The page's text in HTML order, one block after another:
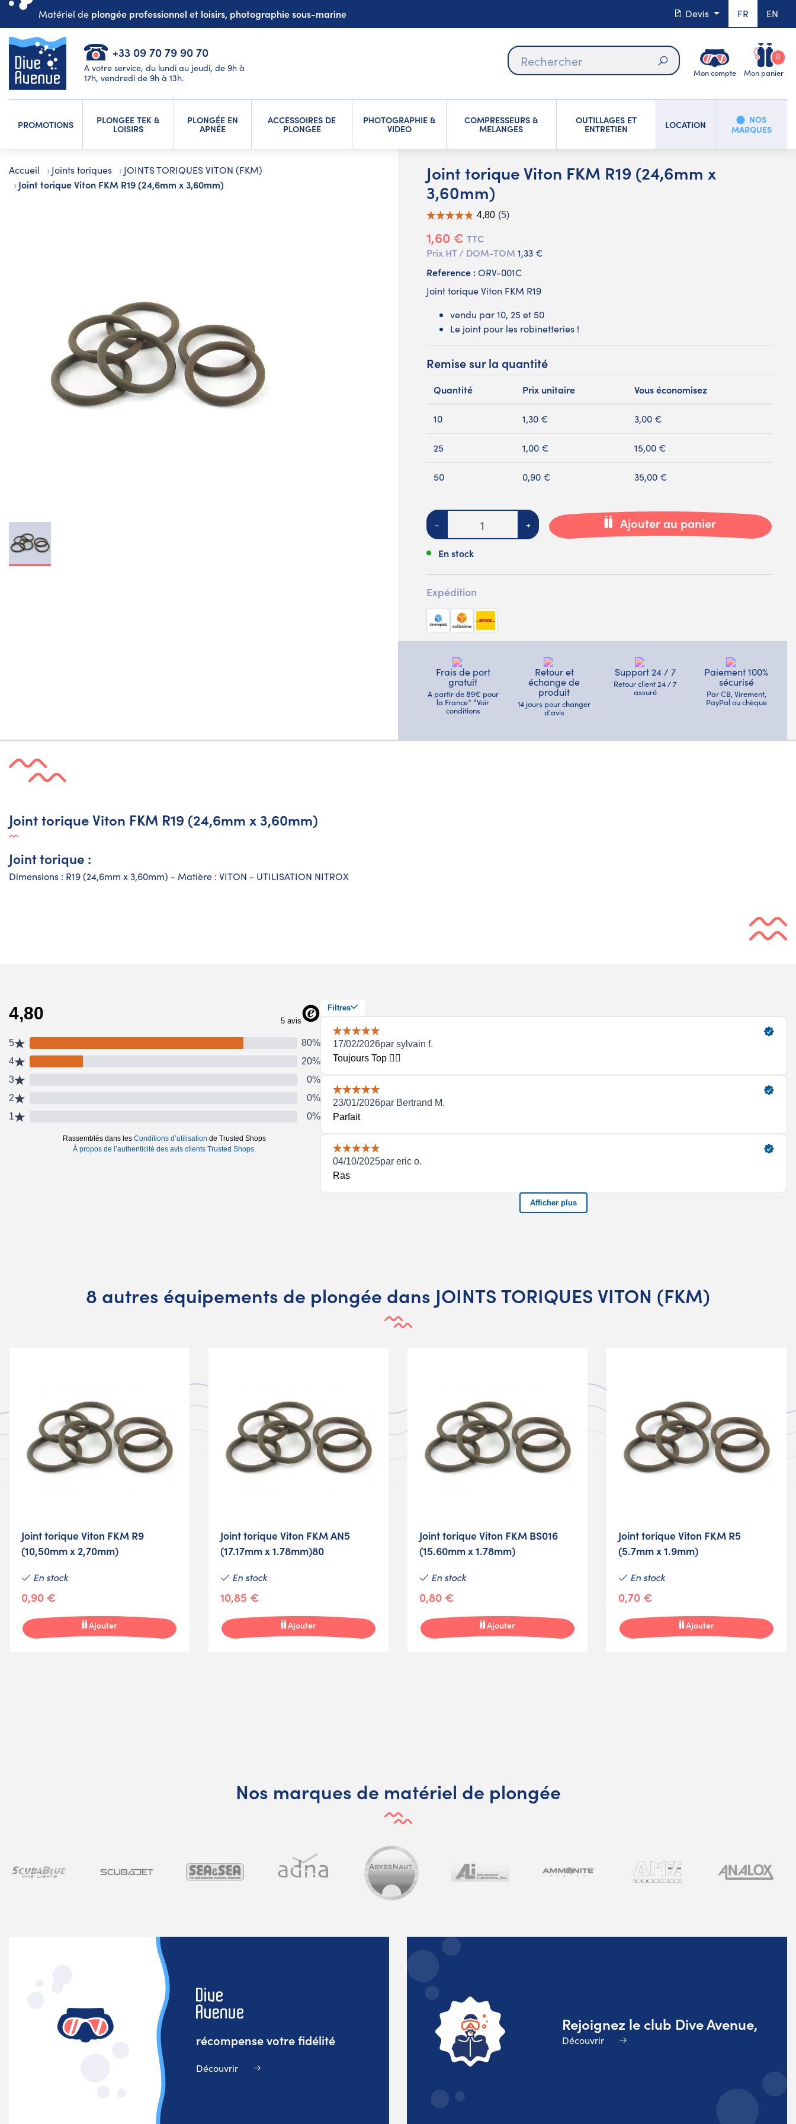
Matériel de plongée professionnel et loisirs, photographie sous-marine Devis FR EN
+33 09 70 79 90 70
A votre service, du lundi au jeudi, de 9h à
17h, vendredi de 9h à 13h.
Rechercher
Mon compte Mon panier
0
PROMOTIONS PLONGEE TEK &
LOISIRS
PLONGÉE EN
APNÉE
ACCESSOIRES DE
PLONGEE
PHOTOGRAPHIE &
VIDEO
COMPRESSEURS &
MELANGES
OUTILLAGES ET
ENTRETIEN LOCATION
NOS
MARQUES
Accueil Joints toriques JOINTS TORIQUES VITON (FKM)
Joint torique Viton FKM R19 (24,6mm x 3,60mm)
Joint torique Viton FKM R19 (24,6mm x
3,60mm)
1,60 € TTC
Prix HT / DOM-TOM 1,33 €
Reference :ORV-001C
Joint torique Viton FKM R19
vendu par 10, 25 et 50
Le joint pour les robinetteries !
Remise sur la quantité
Quantité Prix unitaire Vous économisez
10 1,30 € 3,00 €
25 1,00 € 15,00 €
50 0,90 € 35,00 €
Quantité
- + Ajouter au panier
En stock
Expédition
Frais de port
gratuit
A partir de 89€ pour
la France* *Voir
conditions
Retour et
échange de
produit
14 jours pour changer
d'avis
Support 24 / 7
Retour client 24 / 7
assuré
Paiement 100%
sécurisé
Par CB, Virement,
PayPal ou chèque
Joint torique Viton FKM R19 (24,6mm x 3,60mm)
Joint torique :
Dimensions : R19 (24,6mm x 3,60mm) - Matière : VITON - UTILISATION NITROX
8 autres équipements de plongée dans JOINTS TORIQUES VITON (FKM)
Joint torique Viton FKM R9
(10,50mm x 2,70mm)
En stock
0,90 €
Ajouter
Joint torique Viton FKM AN5
(17.17mm x 1.78mm)80
En stock
10,85 €
Ajouter
Joint torique Viton FKM BS016
(15.60mm x 1.78mm)
En stock
0,80 €
Ajouter
Joint torique Viton FKM R5
(5.7mm x 1.9mm)
En stock
0,70 €
Ajouter
Nos marques de matériel de plongée
récompense votre fidélité
Découvrir
Rejoignez le club Dive Avenue,
Découvrir